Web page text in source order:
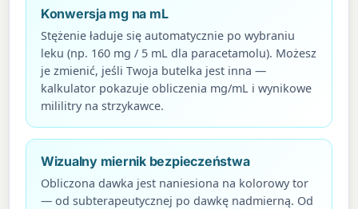
Konwersja mg na mL
Stężenie ładuje się automatycznie po wybraniu
leku (np. 160 mg / 5 mL dla paracetamolu). Możesz
je zmienić, jeśli Twoja butelka jest inna —
kalkulator pokazuje obliczenia mg/mL i wynikowe
mililitry na strzykawce.
Wizualny miernik bezpieczeństwa
Obliczona dawka jest naniesiona na kolorowy tor
— od subterapeutycznej po dawkę nadmierną. Od